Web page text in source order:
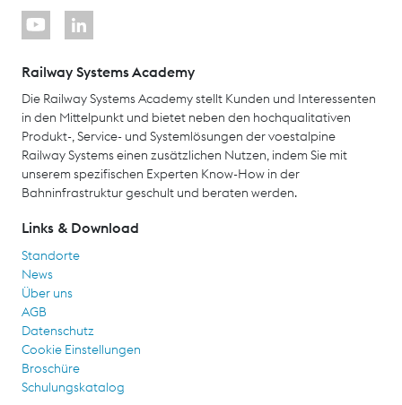
Railway Systems Academy
Die Railway Systems Academy stellt Kunden und Interessenten
in den Mittelpunkt und bietet neben den hochqualitativen
Produkt-, Service- und Systemlösungen der voestalpine
Railway Systems einen zusätzlichen Nutzen, indem Sie mit
unserem spezifischen Experten Know-How in der
Bahninfrastruktur geschult und beraten werden.
Links & Download
Standorte
News
Über uns
AGB
Datenschutz
Cookie Einstellungen
Broschüre
Schulungskatalog